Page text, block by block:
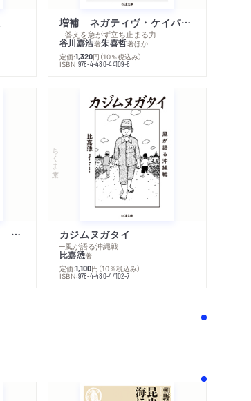
増補 ネガティヴ・ケイパビリティで生きる
─答えを急がず立ち止まる力
谷川嘉浩著朱喜哲著ほか
定価:1,320円 （10％税込み）
ISBN:978-4-480-44109-6
不幸になりたがる人たち 増補新版
ちくま文庫
カジムヌガタイ
─風が語る沖縄戦
比嘉慂著
定価:1,100円 （10％税込み）
ISBN:978-4-480-44102-7